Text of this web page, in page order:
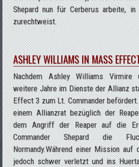
Shepard nun für Cerberus arbeite,
zurechtweist.
ASHLEY WILLIAMS IN MASS
Nachdem Ashley Williams Virmire
weitere Jahre im Dienste der Allianz
Effect 3 zum Lt. Commander
einem Allianzrat bezüglich der
dem Angriff der Reaper auf die
Commander Shepard die
Normandy.Während einer Mission
jedoch schwer verletzt und ins